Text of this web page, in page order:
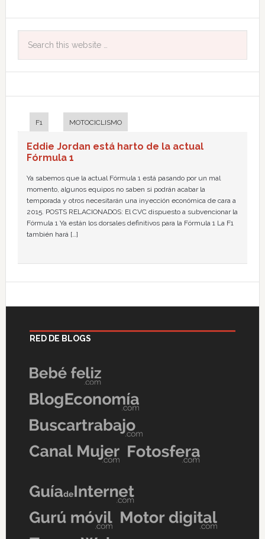
F1 MOTOCICLISMO
Eddie Jordan está harto de la actual
Fórmula 1
Ya sabemos que la actual Fórmula 1 está pasando por un mal
momento, algunos equipos no saben si podrán acabar la
temporada y otros necesitarán una inyección económica de cara a
2015. POSTS RELACIONADOS: El CVC dispuesto a subvencionar la
Fórmula 1 Ya están los dorsales definitivos para la Fórmula 1 La F1
también hará […]
RED DE BLOGS